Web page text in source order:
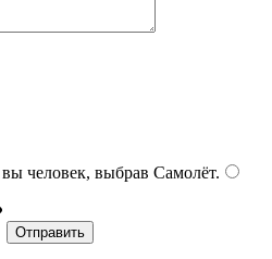
человек, выбрав Самолёт.